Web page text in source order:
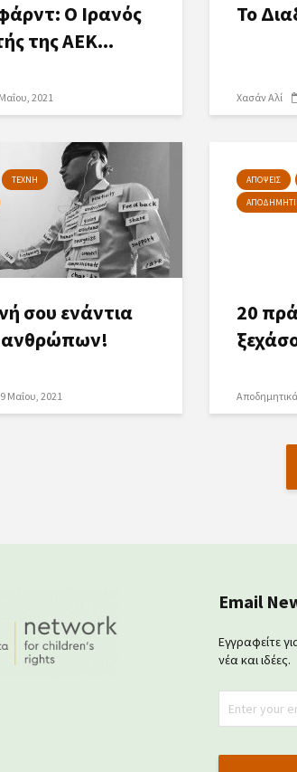
Ο Ιρανός
της ΑΕΚ...
2021
Το
Χασάν Αλί
ΤΕΧΝΗ
σου ενάντια
ανθρώπων!
Μαΐου, 2021
ΑΠΟΨΕΙΣ
20
Email
Εγγραφείτε
νέα και ιδέες.